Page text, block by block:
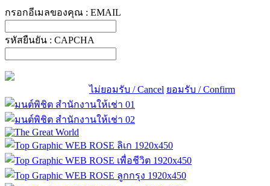
กรอกอีเมลของคุณ : EMAIL
รหัสยืนยัน : CAPCHA
ไม่ยอมรับ / Cancel ยอมรับ / Confirm